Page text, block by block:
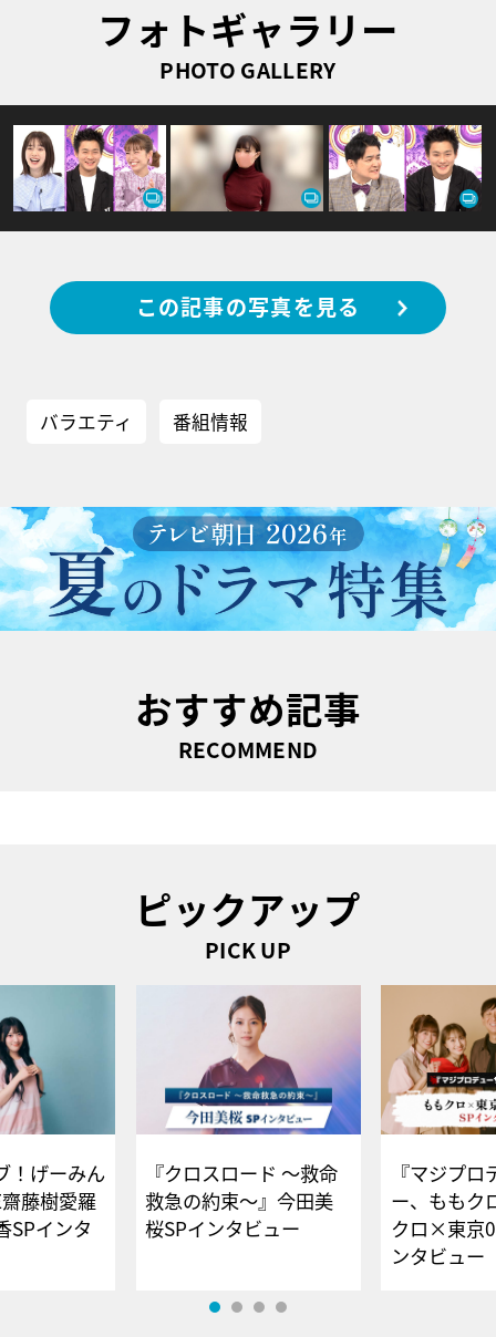
フォトギャラリー
PHOTO GALLERY
この記事の写真を見る
バラエティ 番組情報
おすすめ記事
RECOMMEND
ピックアップ
PICK UP
！げーみん
藤樹愛羅
SPインタ
『クロスロード ～救命
救急の約束～』今田美
桜SPインタビュー
『マジプロ
ー、ももク
クロ×東京
ンタビュー